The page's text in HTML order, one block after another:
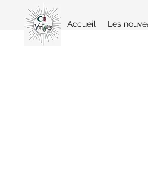
Accueil Les